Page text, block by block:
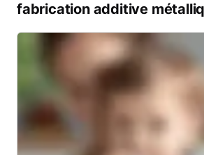
fabrication additive